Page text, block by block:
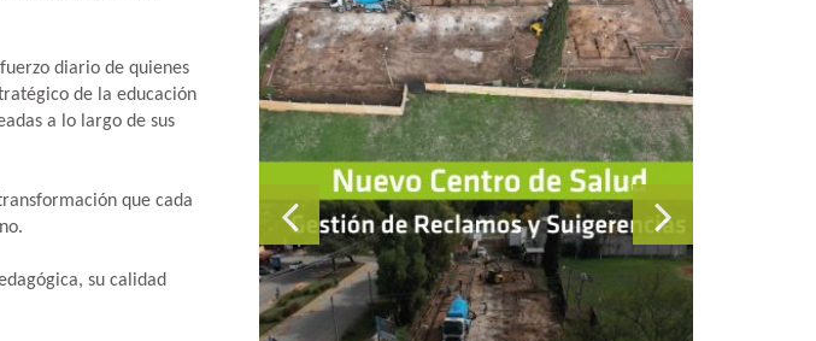
diario de quienes
de la educación
a lo largo de sus
que cada
su calidad